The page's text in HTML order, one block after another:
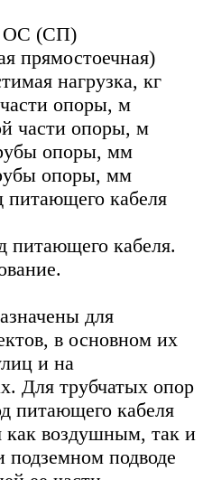
ОС (СП)
прямостоечная)
нагрузка, кг
опоры, м
части опоры, м
опоры, мм
опоры, мм
кабеля
питающего кабеля.
для
в основном их
и на
Для трубчатых опор
питающего кабеля
как воздушным, так и
подводе